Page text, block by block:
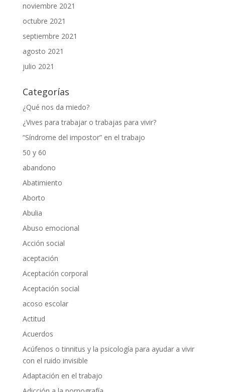
noviembre 2021
octubre 2021
septiembre 2021
agosto 2021
julio 2021
Categorías
¿Qué nos da miedo?
¿Vives para trabajar o trabajas para vivir?
“Síndrome del impostor” en el trabajo
50 y 60
abandono
Abatimiento
Aborto
Abulia
Abuso emocional
Acción social
aceptación
Aceptación corporal
Aceptación social
acoso escolar
Actitud
Acuerdos
Acúfenos o tinnitus y la psicología para ayudar a vivir
con el ruido invisible
Adaptación en el trabajo